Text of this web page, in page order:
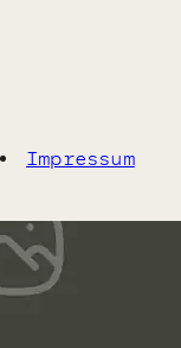
Impressum